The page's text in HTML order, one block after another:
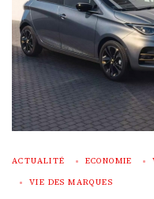
ACTUALITÉ ECONOMIE
VIE DES MARQUES